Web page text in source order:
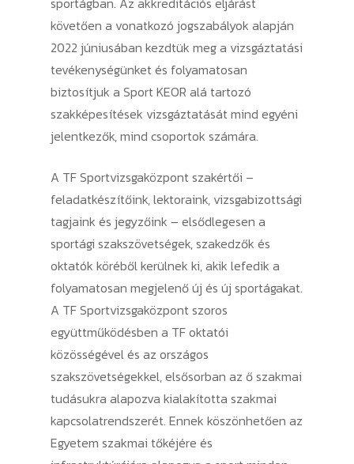
követően a vonatkozó jogszabályok alapján
2022 júniusában kezdtük meg a vizsgáztatási
tevékenységünket és folyamatosan
biztosítjuk a Sport KEOR alá tartozó
szakképesítések vizsgáztatását mind egyéni
jelentkezők, mind csoportok számára.
A TF Sportvizsgaközpont szakértői –
feladatkészítőink, lektoraink, vizsgabizottsági
tagjaink és jegyzőink – elsődlegesen a
sportági szakszövetségek, szakedzők és
oktatók köréből kerülnek ki, akik lefedik a
folyamatosan megjelenő új és új sportágakat.
A TF Sportvizsgaközpont szoros
együttműködésben a TF oktatói
közösségével és az országos
szakszövetségekkel, elsősorban az ő szakmai
tudásukra alapozva kialakította szakmai
kapcsolatrendszerét. Ennek köszönhetően az
Egyetem szakmai tőkéjére és